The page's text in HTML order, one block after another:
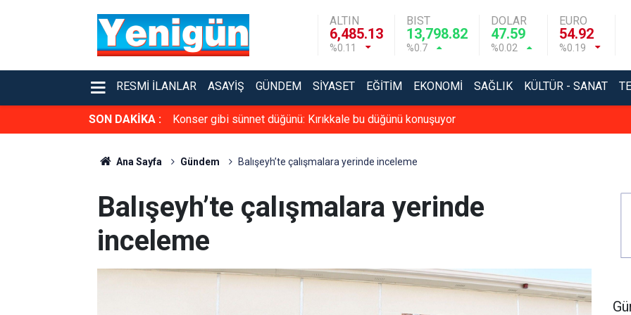
ALTIN
6,485.13
%0.11
BIST
13,798.82
%0.7
DOLAR
47.59
%0.02
EURO
54.92
%0.19
RESMI İLANLAR ASAYIŞ GÜNDEM SIYASET EĞITIM EKONOMI SAĞLIK KÜLTÜR - SANAT
SON DAKİKA : Konser gibi sünnet düğünü: Kırıkkale bu düğünü konuşuyor
Ana Sayfa Gündem Balışeyh’te çalışmalara yerinde inceleme
Balışeyh’te çalışmalara yerinde
inceleme